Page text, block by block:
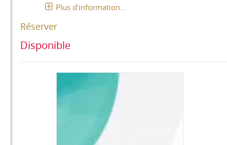
Plus d'information...
Réserver
Disponible